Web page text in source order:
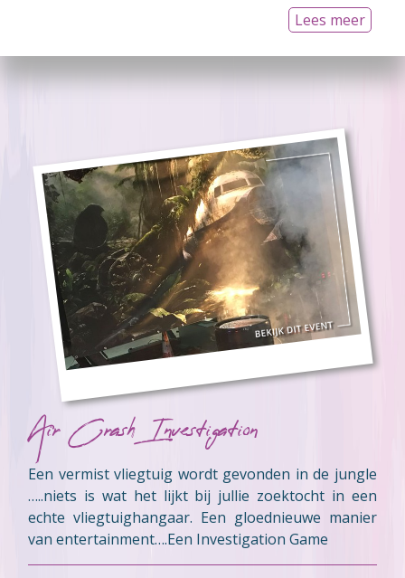
Lees meer
Air Crash Investigation
Een vermist vliegtuig wordt gevonden in de jungle
…..niets is wat het lijkt bij jullie zoektocht in een
echte vliegtuighangaar. Een gloednieuwe manier
van entertainment….Een Investigation Game